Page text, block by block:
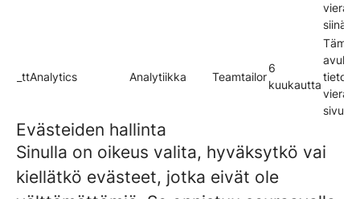
siinä
_ttAnalytics Analytiikka Teamtailor
6
kuukautta
avulla
tietoa
Evästeiden hallinta
Sinulla on oikeus valita, hyväksytkö vai
kiellätkö evästeet, jotka eivät ole